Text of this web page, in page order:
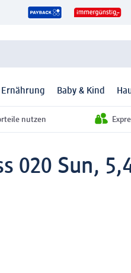
Ernährung Baby & Kind
nutzen
020 Sun,